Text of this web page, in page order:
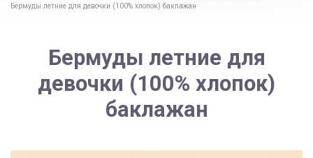
Бермуды летние для девочки (100% хлопок) баклажан
Бермуды летние для
девочки (100% хлопок)
баклажан